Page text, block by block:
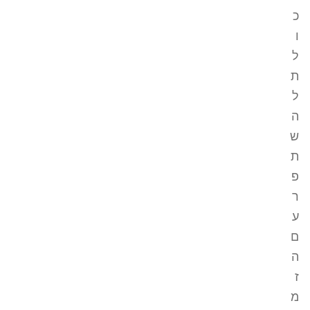
כ
ו
ל
ת
ל
ה
ש
ת
פ
ר
ע
ם
ה
ז
מ